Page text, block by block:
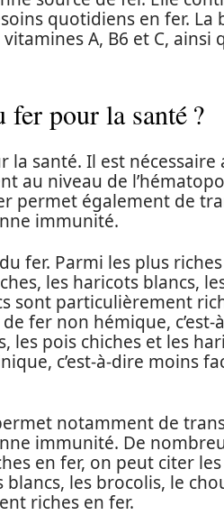
quotidiens en fer.
A, B6 et C, ainsi
pour la santé ?
santé. Il est nécessaire
niveau de
permet également de
immunité.
fer. Parmi les plus
les haricots blancs,
sont particulièrement
fer non hémique,
les pois chiches et les
c’est-à-dire moins
notamment de
immunité. De
en fer, on peut citer
les brocolis, le
riches en fer.